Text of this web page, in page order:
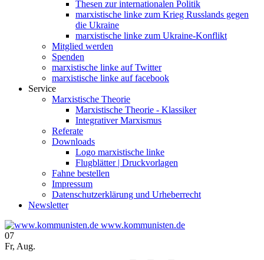
Thesen zur internationalen Politik
marxistische linke zum Krieg Russlands gegen
die Ukraine
marxistische linke zum Ukraine-Konflikt
Mitglied werden
Spenden
marxistische linke auf Twitter
marxistische linke auf facebook
Service
Marxistische Theorie
Marxistische Theorie - Klassiker
Integrativer Marxismus
Referate
Downloads
Logo marxistische linke
Flugblätter | Druckvorlagen
Fahne bestellen
Impressum
Datenschutzerklärung und Urheberrecht
Newsletter
www.kommunisten.de
07
Fr, Aug.